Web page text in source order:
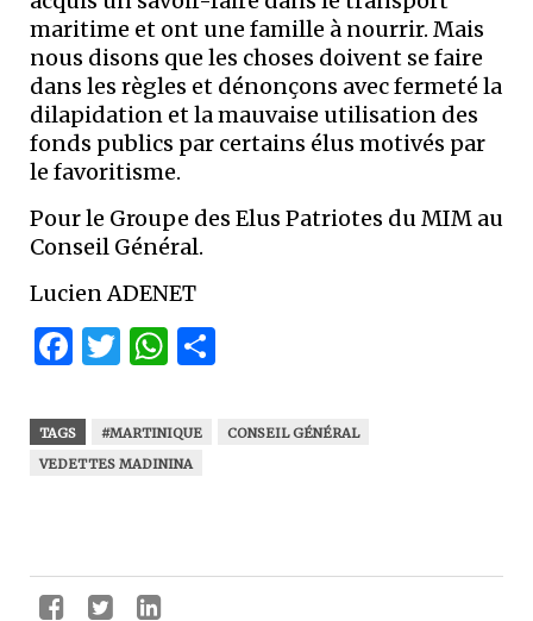
maritime et ont une famille à nourrir. Mais
nous disons que les choses doivent se faire
dans les règles et dénonçons avec fermeté la
dilapidation et la mauvaise utilisation des
fonds publics par certains élus motivés par
le favoritisme.
Pour le Groupe des Elus Patriotes du MIM au
Conseil Général.
Lucien ADENET
Facebook
Twitter
WhatsApp
TAGS #MARTINIQUE
CONSEIL GÉNÉRAL
VEDETTES MADININA